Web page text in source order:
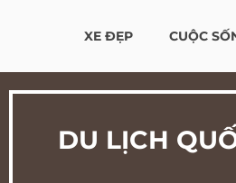
XE ĐẸP CUỘC
DU LỊCH